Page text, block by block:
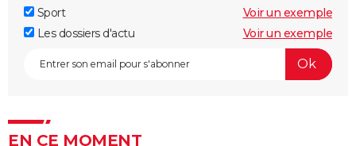
Sport
Voir un exemple
Les dossiers d'actu
Voir un exemple
EN CE MOMENT